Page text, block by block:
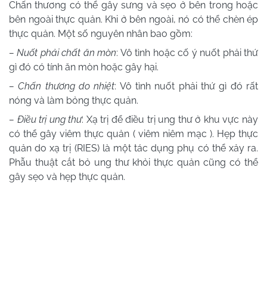
Chấn thương có thể gây sưng và sẹo ở bên trong hoặc
bên ngoài thực quản. Khi ở bên ngoài, nó có thể chèn ép
thực quản. Một số nguyên nhân bao gồm:
– Nuốt phải chất ăn mòn: Vô tình hoặc cố ý nuốt phải thứ
gì đó có tính ăn mòn hoặc gây hại.
– Chấn thương do nhiệt: Vô tình nuốt phải thứ gì đó rất
nóng và làm bỏng thực quản.
– Điều trị ung thư: Xạ trị để điều trị ung thư ở khu vực này
có thể gây viêm thực quản ( viêm niêm mạc ). Hẹp thực
quản do xạ trị (RIES) là một tác dụng phụ có thể xảy ra.
Phẫu thuật cắt bỏ ung thư khỏi thực quản cũng có thể
gây sẹo và hẹp thực quản.